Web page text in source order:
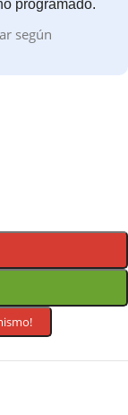
programado.
según